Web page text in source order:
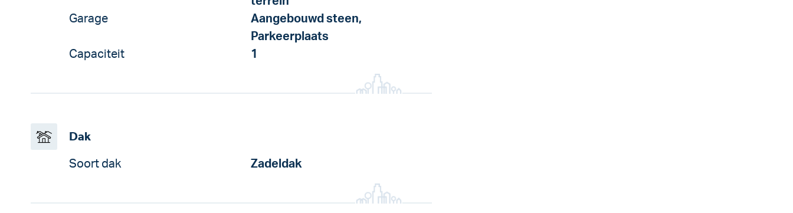
Garage
Aangebouwd steen,
Parkeerplaats
Capaciteit
1
Dak
Soort dak Zadeldak